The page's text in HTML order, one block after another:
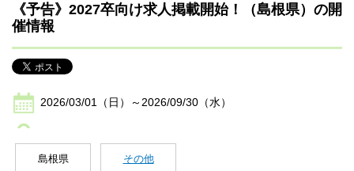
《予告》2027卒向け求人掲載開始！（島根県）の開
催情報
2026/03/01（日）～2026/09/30（水）
島根県 その他